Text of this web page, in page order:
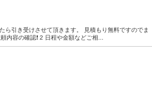
ら引き受けさせて頂きます。 見積もり無料ですのでま
容の確認❗️ 2 日程や金額などご相...